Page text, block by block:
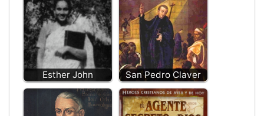
Esther John San Pedro Claver